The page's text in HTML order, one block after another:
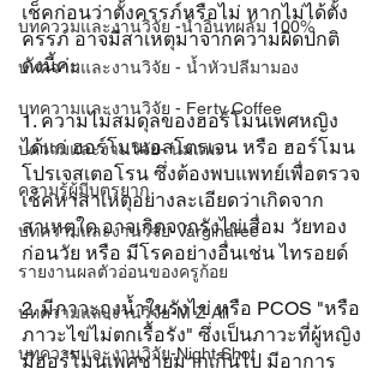
บทความและงานวิจัย -น้ำอินทผลัม 100%
บทความและงานวิจัย - น้ำหัวปลีมามอง
บทความและงานวิจัย - Ferty Coffee
บความและงานวิจัย- นมแพะ
ความรู้ผู้มีบุตรยาก
บทความและงานวิจัย-Varginaree
รายงานผลตัวอ่อนของครูก้อย
บทความและงานวิจัย-M Z All
บทความและงานวิจัย-Night Shot
เช็คก่อนว่าตั้งครรภ์หรือไม่ หากไม่ได้ตั้ง
ครรภ์ อาจมีสาเหตุมาจากความผิดปกติ
ดังนี้ค่ะ
1. ความไม่สมดุลของฮอร์โมนเพศหญิง
ได้แก่ ฮอร์โมนเอสโตรเจน หรือ ฮอร์โมน
โปรเจสเตอโรน ซึ่งต้องพบแพทย์เพื่อตรวจ
เช็คหาสาเหตุอย่างละเอียดว่าเกิดจาก
สาเหตุใด อาจเกิดจากรังไข่เสื่อม วัยทอง
ก่อนวัย หรือ มีโรคอย่างอื่นเช่น ไทรอยด์
2. มีภาวะถุงน้ำในรังไข่ หรือ PCOS "หรือ
ภาวะไข่ไม่ตกเรื้อรัง" ซึ่งเป็นภาวะที่ผู้หญิง
มีฮอร์โมนเพศชายมากเกินไป มีอาการ